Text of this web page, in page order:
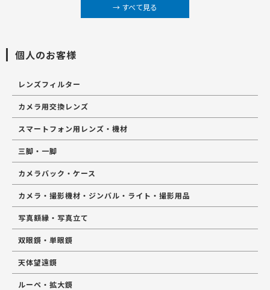
→ すべて見る
個人のお客様
レンズフィルター
カメラ用交換レンズ
スマートフォン用レンズ・機材
三脚・一脚
カメラバック・ケース
カメラ・撮影機材・ジンバル・ライト・撮影用品
写真額縁・写真立て
双眼鏡・単眼鏡
天体望遠鏡
ルーペ・拡大鏡